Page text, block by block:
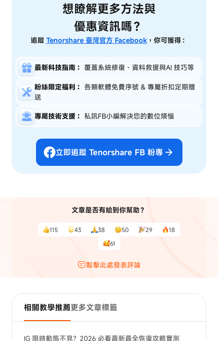
想瞭解更多方法與
優惠資訊嗎？
追蹤 Tenorshare 臺灣官方 Facebook，你可獲得：
最新科技指南： 覆蓋系統修復、資料救援與AI 技巧等
粉絲限定福利： 各類軟體免費序號 & 專屬折扣定期贈
送
專屬技術支援： 私訊FB小編解決您的數位煩惱
立即追蹤 Tenorshare FB 粉專
文章是否有給到你幫助？
115 43 38 50 29
18
61
點擊此處發表評論
相關教學推薦更多文章標籤
IG 限時動態不見？2026 必看最新最全恢復攻略實測